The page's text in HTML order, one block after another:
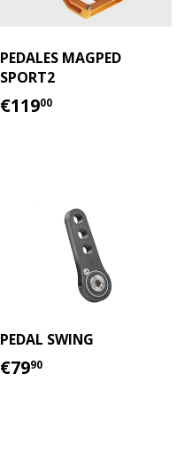
PEDALES MAGPED
SPORT2
PRECIO
€11900
PEDAL SWING
PRECIO
€7990